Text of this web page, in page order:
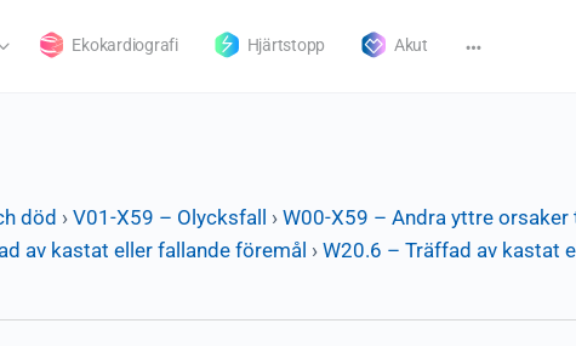
Ekokardiografi Hjärtstopp Akut
död › V01-X59 – Olycksfall › W00-X59 – Andra yttre
av kastat eller fallande föremål › W20.6 – Träffad av kastat